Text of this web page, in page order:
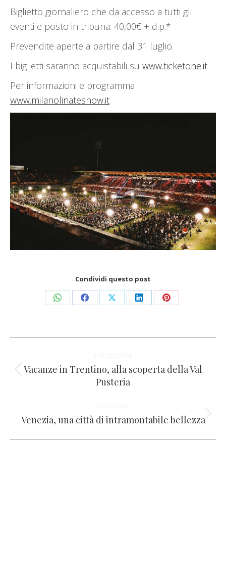
Biglietto giornaliero che da accesso a tutti gli
eventi e posto in tribuna: 40,00€ + d.p.*
Prevendite aperte a partire dal 31 luglio.
I biglietti saranno acquistabili su www.ticketone.it
Per informazioni e programma
www.milanolinateshow.it
Condividi questo post
CondividiCondividiCondividiCondividiCondividi
tra
post
Post
Vacanze in Trentino, alla scoperta della Val
Pusteria
Prossimo
Venezia, una città di intramontabile bellezza